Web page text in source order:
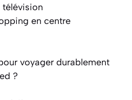
télévision
en centre
voyager durablement
?